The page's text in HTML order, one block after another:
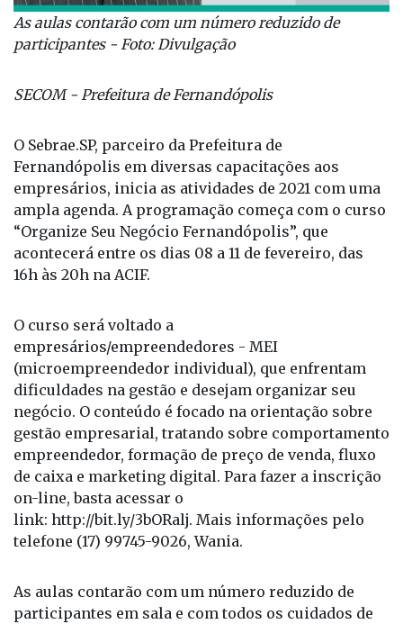
As aulas contarão com um número reduzido de
participantes - Foto: Divulgação
SECOM - Prefeitura de Fernandópolis
O Sebrae.SP, parceiro da Prefeitura de
Fernandópolis em diversas capacitações aos
empresários, inicia as atividades de 2021 com uma
ampla agenda. A programação começa com o curso
“Organize Seu Negócio Fernandópolis”, que
acontecerá entre os dias 08 a 11 de fevereiro, das
16h às 20h na ACIF.
O curso será voltado a
empresários/empreendedores - MEI
(microempreendedor individual), que enfrentam
dificuldades na gestão e desejam organizar seu
negócio. O conteúdo é focado na orientação sobre
gestão empresarial, tratando sobre comportamento
empreendedor, formação de preço de venda, fluxo
de caixa e marketing digital. Para fazer a inscrição
on-line, basta acessar o
link: http://bit.ly/3bORalj. Mais informações pelo
telefone (17) 99745-9026, Wania.
As aulas contarão com um número reduzido de
participantes em sala e com todos os cuidados de